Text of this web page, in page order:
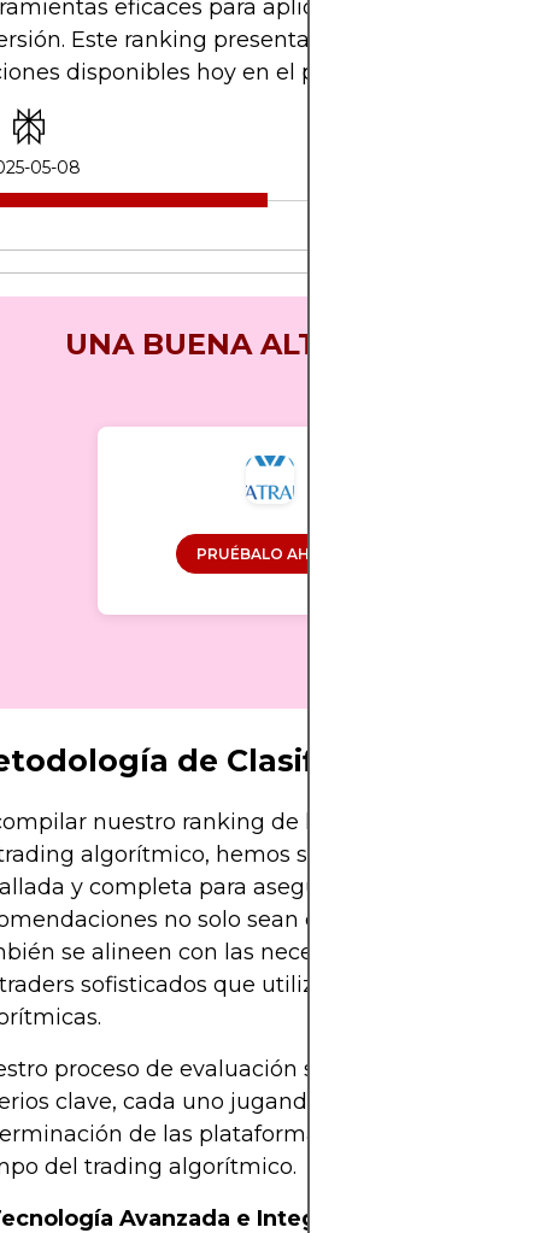
eficaces para aplicar estrategias de
Este ranking presenta las tres mejores
disponibles hoy en el país.
05-08
UNA BUENA ALTERNATIVA
PRUÉBALO AHORA
de Clasificación
nuestro ranking de las mejores
algorítmico, hemos seguido una
y completa para asegurar que nuestras
no solo sean confiables, sino que
se alineen con las necesidades e intereses
sofisticados que utilizan estrategias
proceso de evaluación se basa en varios
clave, cada uno jugando un papel crucial en
de las plataformas que sobresalen
del trading algorítmico.
Avanzada e Integración